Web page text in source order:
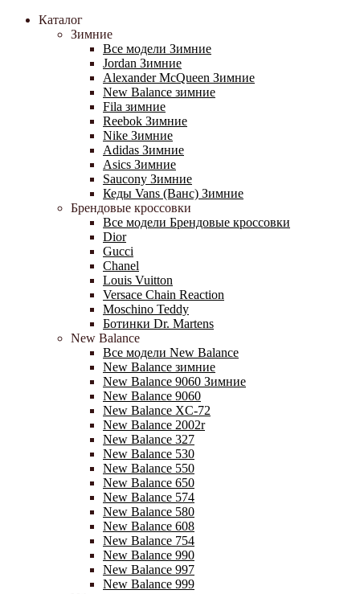
Каталог
Зимние
Все модели Зимние
Jordan Зимние
Alexander McQueen Зимние
New Balance зимние
Fila зимние
Reebok Зимние
Nike Зимние
Adidas Зимние
Asics Зимние
Saucony Зимние
Кеды Vans (Ванс) Зимние
Брендовые кроссовки
Все модели Брендовые кроссовки
Dior
Gucci
Chanel
Louis Vuitton
Versace Chain Reaction
Moschino Teddy
Ботинки Dr. Martens
New Balance
Все модели New Balance
New Balance зимние
New Balance 9060 Зимние
New Balance 9060
New Balance XC-72
New Balance 2002r
New Balance 327
New Balance 530
New Balance 550
New Balance 650
New Balance 574
New Balance 580
New Balance 608
New Balance 754
New Balance 990
New Balance 997
New Balance 999